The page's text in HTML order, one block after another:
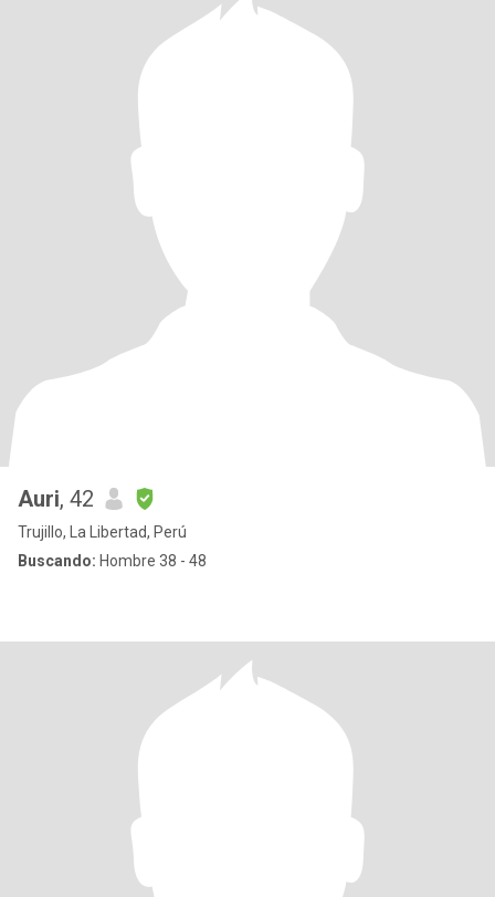
Auri, 42
Trujillo, La Libertad, Perú
Buscando: Hombre 38 - 48